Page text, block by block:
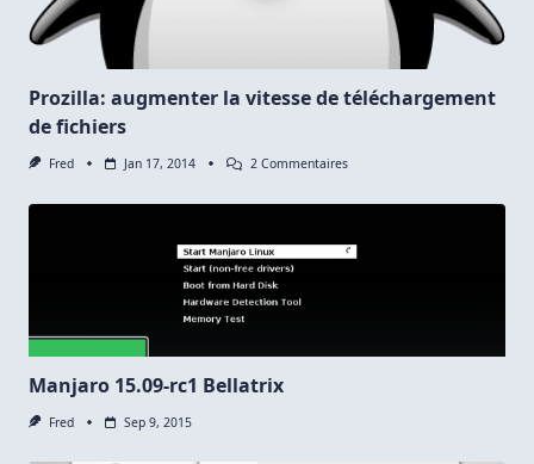
Prozilla: augmenter la vitesse de téléchargement
de fichiers
Fred Jan 17, 2014 2 CommentairesSur
De
Manjaro 15.09-rc1 Bellatrix
Fred Sep 9, 2015